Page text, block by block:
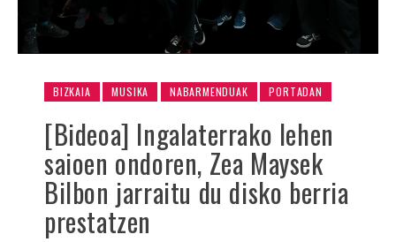
BIZKAIA MUSIKA NABARMENDUAK PORTADAN
[Bideoa] Ingalaterrako lehen
saioen ondoren, Zea Maysek
Bilbon jarraitu du disko berria
prestatzen